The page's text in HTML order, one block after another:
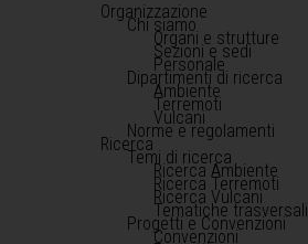
Organizzazione
Chi siamo
Organi e strutture
Sezioni e sedi
Personale
Dipartimenti di ricerca
Ambiente
Terremoti
Vulcani
Norme e regolamenti
Ricerca
Temi di ricerca
Ricerca Ambiente
Ricerca Terremoti
Ricerca Vulcani
Tematiche trasversali
Progetti e Convenzioni
Convenzioni